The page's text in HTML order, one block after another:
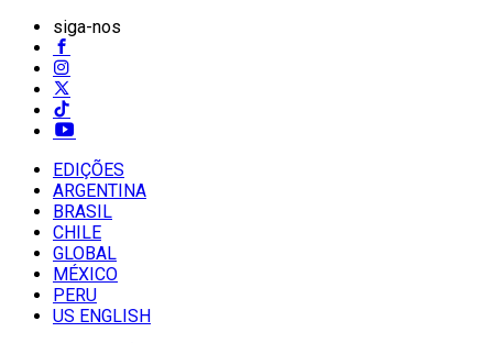
siga-nos
EDIÇÕES
ARGENTINA
BRASIL
CHILE
GLOBAL
MÉXICO
PERU
US ENGLISH